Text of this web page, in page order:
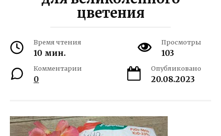
цветения
Время чтения
10 мин.
Просмотры
103
Комментарии
0
Опубликовано
20.08.2023